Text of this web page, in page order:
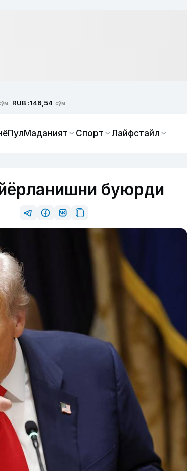
RUB :146,54 сўм
ПулМаданият Спорт Лайфстайл
буюрди